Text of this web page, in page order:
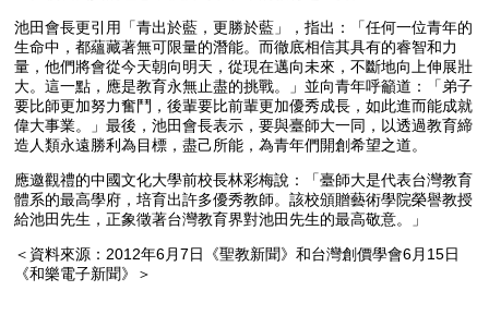
池田會長更引用「青出於藍，更勝於藍」，指出：「任何一位青年的
生命中，都蘊藏著無可限量的潛能。而徹底相信其具有的睿智和力
量，他們將會從今天朝向明天，從現在邁向未來，不斷地向上伸展壯
大。這一點，應是教育永無止盡的挑戰。」並向青年呼籲道：「弟子
要比師更加努力奮鬥，後輩要比前輩更加優秀成長，如此進而能成就
偉大事業。」最後，池田會長表示，要與臺師大一同，以透過教育締
造人類永遠勝利為目標，盡己所能，為青年們開創希望之道。
應邀觀禮的中國文化大學前校長林彩梅說：「臺師大是代表台灣教育
體系的最高學府，培育出許多優秀教師。該校頒贈藝術學院榮譽教授
給池田先生，正象徵著台灣教育界對池田先生的最高敬意。」
＜資料來源：2012年6月7日《聖教新聞》和台灣創價學會6月15日
《和樂電子新聞》＞